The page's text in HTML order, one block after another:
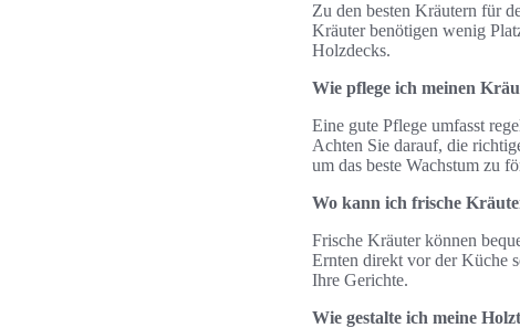
Zu den besten Kräutern für
Kräuter benötigen wenig
Holzdecks.
Wie pflege ich meinen
Eine gute Pflege umfasst
Achten Sie darauf, die
um das beste Wachstum zu
Wo kann ich frische
Frische Kräuter können
Ernten direkt vor der Küche
Ihre Gerichte.
Wie gestalte ich meine